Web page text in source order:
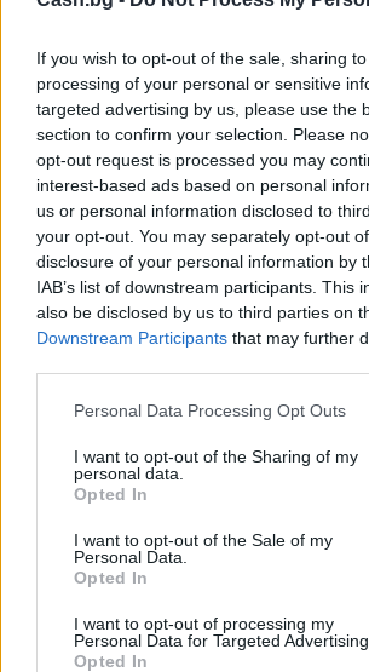
If you wish to opt-out of the sale, sharing
processing of your personal or sensitive
targeted advertising by us, please use the
section to confirm your selection. Please
opt-out request is processed you may
interest-based ads based on personal
us or personal information disclosed to
your opt-out. You may separately opt-out
disclosure of your personal information by
IAB’s list of downstream participants. This
also be disclosed by us to third parties on
Downstream Participants that may further
Personal Data Processing Opt Outs
I want to opt-out of the Sharing of my
personal data.
Opted In
I want to opt-out of the Sale of my
Personal Data.
Opted In
I want to opt-out of processing my
Personal Data for Targeted Advertising.
Opted In
Търговският дефицит на
нараснал с 36,4% през юни
04.08.2026 / 16:00